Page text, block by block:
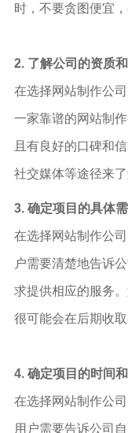
时，不要贪图便宜
2. 了解公司的资质
在选择网站制作公
一家靠谱的网站制
且有良好的口碑和
社交媒体等途径来
3. 确定项目的具体
在选择网站制作公
户需要清楚地告诉
求提供相应的服务
很可能会在后期收取
4. 确定项目的时间
在选择网站制作公
用户需要告诉公司